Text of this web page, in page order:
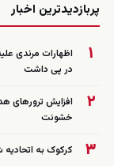
پربازدیدترین اخبار
۱
اظهارات مرندی
در پی داشت
۲
افزایش ترورهای
خشونت
۳ کرکوک به